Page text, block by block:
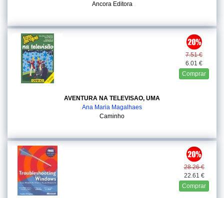
Ancora Editora
7.51 €
6.01 €
Comprar
AVENTURA NA TELEVISAO, UMA
Ana Maria Magalhaes
Caminho
28.26 €
22.61 €
Comprar